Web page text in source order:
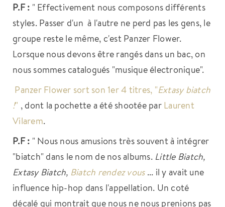
P.F : " Effectivement nous composons différents
styles. Passer d'un à l'autre ne perd pas les gens, le
groupe reste le même, c'est Panzer Flower.
Lorsque nous devons être rangés dans un bac, on
nous sommes catalogués "musique électronique".
Panzer Flower sort son 1er 4 titres, "Extasy biatch
!" , dont la pochette a été shootée par Laurent
Vilarem.
P.F : " Nous nous amusions très souvent à intégrer
"biatch" dans le nom de nos albums. Little Biatch,
Extasy Biatch, Biatch rendez vous... il y avait une
influence hip-hop dans l'appellation. Un coté
décalé qui montrait que nous ne nous prenions pas